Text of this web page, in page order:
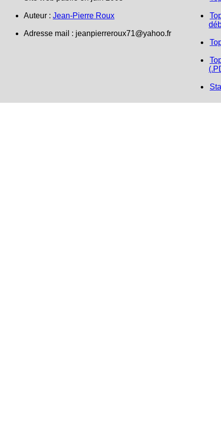
Auteur : Jean-Pierre Roux
Adresse mail : jeanpierreroux71@yahoo.fr